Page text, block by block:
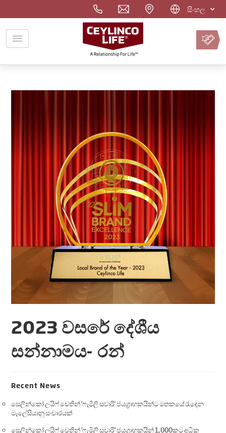
සිංහල
වාරිකය
ඔන්ලයින්
ගෙවන්න
2023 වසරේ දේශීය
සන්නාමය- රන්
Recent News
සෙලින්කෝ ලයිෆ් වෙතින් ‘ෆැමිලි සවාරි’ ජයග්‍රාහකයින්ට මතකයේ රැඳෙන
මැලේසියානු සංචාරයක්
සෙලින්කෝ ලයිෆ් වෙතින් ‘ෆැමිලි සවාරි’ ජයග්‍රාහකයින් 1,000කට අධික